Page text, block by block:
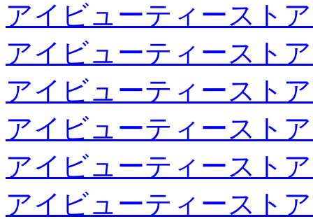
アイビューティースト
アイビューティースト
アイビューティースト
アイビューティースト
アイビューティースト
アイビューティースト